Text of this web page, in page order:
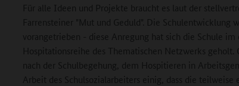
Für alle Ideen und Projekte braucht es laut der
Farrensteiner "Mut und Geduld". Die Schulentwicklung
vorangetrieben - diese Anregung hat sich die Schule im
Hospitationsreihe des Thematischen Netzwerks geholt.
nach der Schulbegehung, dem Hospitieren in
Arbeit des Schulsozialarbeiters einig, dass die teilweise